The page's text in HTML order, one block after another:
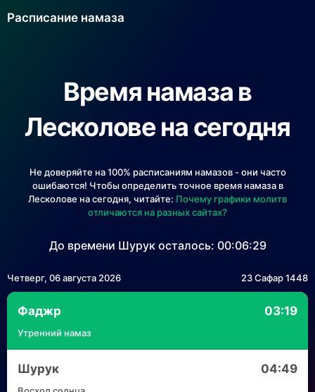
Расписание намаза
Время намаза в
Лесколове на сегодня
Не доверяйте на 100% расписаниям намазов - они часто
ошибаются! Чтобы определить точное время намаза в
Лесколове на сегодня, читайте: Почему графики молитв
отличаются на разных сайтах?
До времени Шурук осталось: 00:06:29
Четверг, 06 августа 2026 23 Сафар 1448
Фаджр 03:19
Утренний намаз
Шурук 04:49